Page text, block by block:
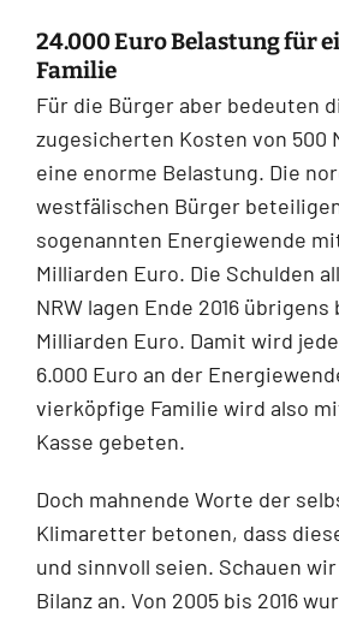
24.000 Euro Belastung für
Familie
Für die Bürger aber bedeuten
zugesicherten Kosten von 500
eine enorme Belastung. Die
westfälischen Bürger
sogenannten Energiewende
Milliarden Euro. Die Schulden
NRW lagen Ende 2016 übrigens
Milliarden Euro. Damit wird
6.000 Euro an der
vierköpfige Familie wird also
Kasse gebeten.
Doch mahnende Worte der
Klimaretter betonen, dass
und sinnvoll seien. Schauen
Bilanz an. Von 2005 bis 2016